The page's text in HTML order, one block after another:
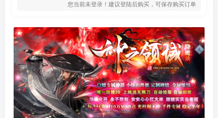
您当前未登录！建议登陆后购买，可保存购买订单